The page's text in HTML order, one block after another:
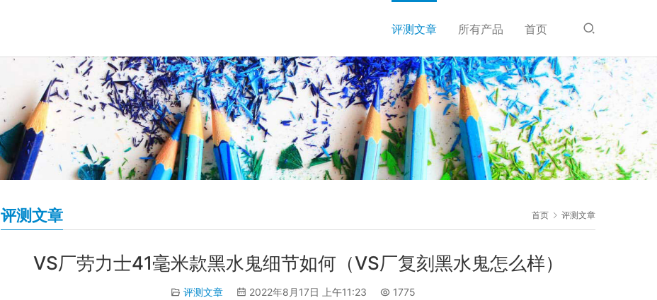
评测文章 所有产品 首页
首页 评测文章
评测文章
VS厂劳力士41毫米款黑水鬼细节如何（VS厂复刻黑水鬼怎么样）
评测文章 2022年8月17日 上午11:23 1775